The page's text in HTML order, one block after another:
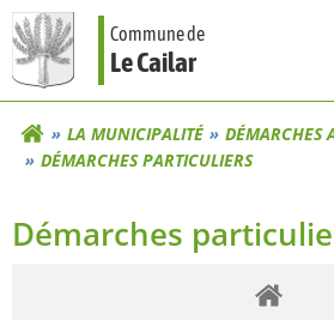
Aller
au
contenu
Commune de
Le Cailar
LA MUNICIPALITÉ
DÉMARCHES
DÉMARCHES PARTICULIERS
Démarches